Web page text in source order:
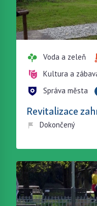
Voda a zeleň
Kultura a
Správa města
Revitalizace
Dokončený